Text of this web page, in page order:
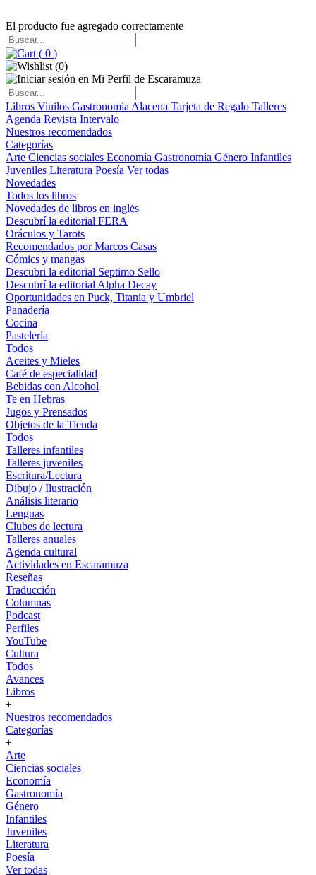
El producto fue agregado correctamente
( 0 )
(0)
Libros Vinilos Gastronomía Alacena Tarjeta de Regalo Talleres
Agenda Revista Intervalo
Nuestros recomendados
Categorías
Arte Ciencias sociales Economía Gastronomía Género Infantiles
Juveniles Literatura Poesía Ver todas
Novedades
Todos los libros
Novedades de libros en inglés
Descubrí la editorial FERA
Oráculos y Tarots
Recomendados por Marcos Casas
Cómics y mangas
Descubri la editorial Septimo Sello
Descubrí la editorial Alpha Decay
Oportunidades en Puck, Titania y Umbriel
Panadería
Cocina
Pastelería
Todos
Aceites y Mieles
Café de especialidad
Bebidas con Alcohol
Te en Hebras
Jugos y Prensados
Objetos de la Tienda
Todos
Talleres infantiles
Talleres juveniles
Escritura/Lectura
Dibujo / Ilustración
Análisis literario
Lenguas
Clubes de lectura
Talleres anuales
Agenda cultural
Actividades en Escaramuza
Reseñas
Traducción
Columnas
Podcast
Perfiles
YouTube
Cultura
Todos
Avances
Libros
+
Nuestros recomendados
Categorías
+
Arte
Ciencias sociales
Economía
Gastronomía
Género
Infantiles
Juveniles
Literatura
Poesía
Ver todas